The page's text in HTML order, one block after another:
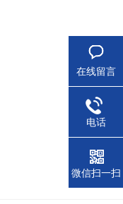
在线留言
电话
微信扫一扫